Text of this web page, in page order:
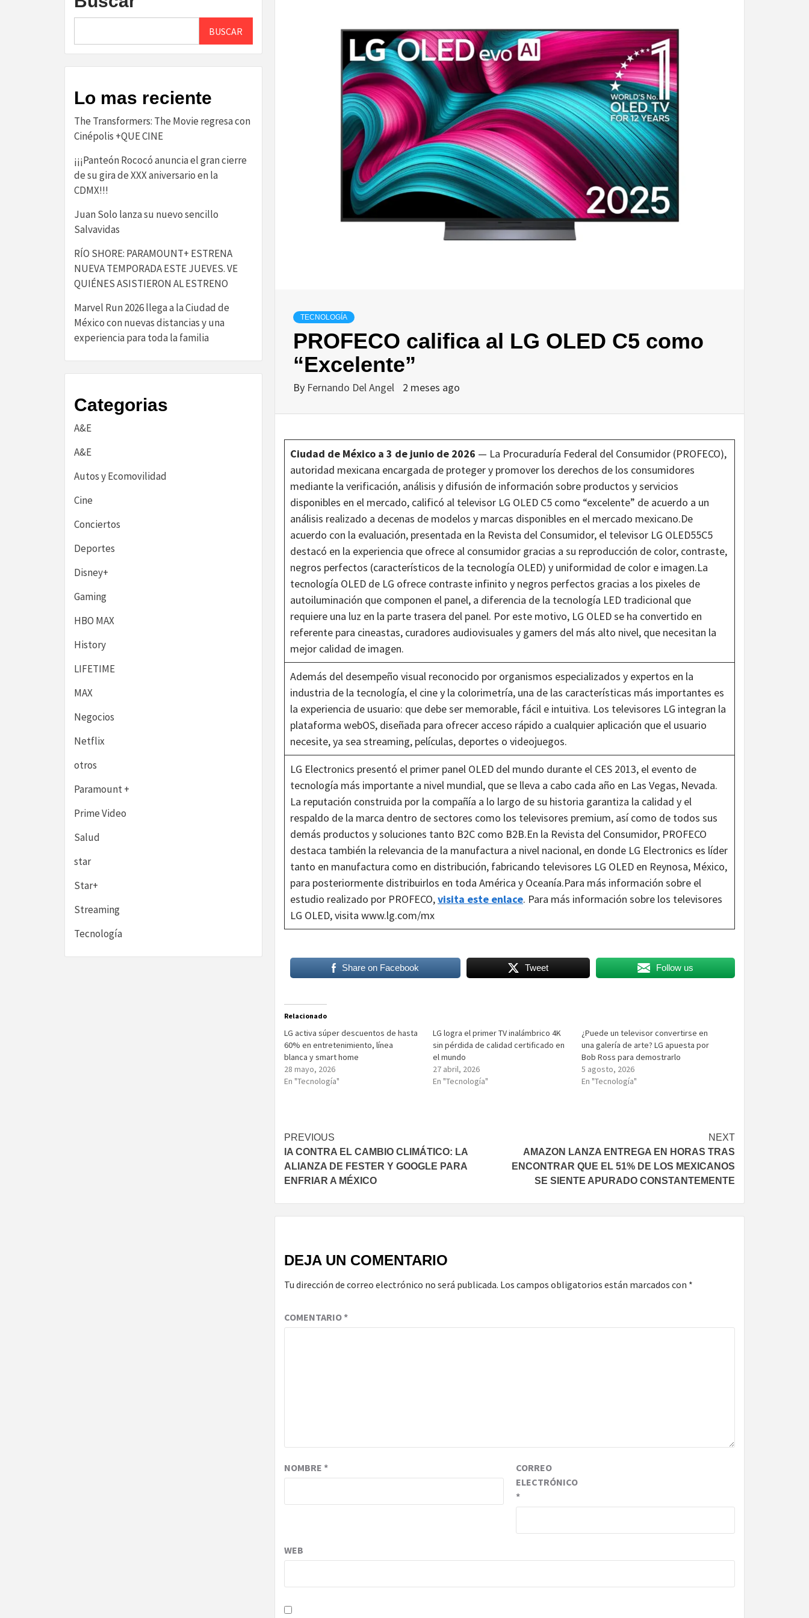
TECNOLOGÍA
PROFECO califica al LG OLED C5 como
“Excelente”
By Fernando Del Angel 2 meses ago
Ciudad de México a 3 de junio de 2026 — La Procuraduría Federal del Consumidor (PROFECO),
autoridad mexicana encargada de proteger y promover los derechos de los consumidores
mediante la verificación, análisis y difusión de información sobre productos y servicios
disponibles en el mercado, calificó al televisor LG OLED C5 como “excelente” de acuerdo a un
análisis realizado a decenas de modelos y marcas disponibles en el mercado mexicano.De
acuerdo con la evaluación, presentada en la Revista del Consumidor, el televisor LG OLED55C5
destacó en la experiencia que ofrece al consumidor gracias a su reproducción de color, contraste,
negros perfectos (característicos de la tecnología OLED) y uniformidad de color e imagen.La
tecnología OLED de LG ofrece contraste infinito y negros perfectos gracias a los pixeles de
autoiluminación que componen el panel, a diferencia de la tecnología LED tradicional que
requiere una luz en la parte trasera del panel. Por este motivo, LG OLED se ha convertido en
referente para cineastas, curadores audiovisuales y gamers del más alto nivel, que necesitan la
mejor calidad de imagen.
Además del desempeño visual reconocido por organismos especializados y expertos en la
industria de la tecnología, el cine y la colorimetría, una de las características más importantes es
la experiencia de usuario: que debe ser memorable, fácil e intuitiva. Los televisores LG integran la
plataforma webOS, diseñada para ofrecer acceso rápido a cualquier aplicación que el usuario
necesite, ya sea streaming, películas, deportes o videojuegos.
LG Electronics presentó el primer panel OLED del mundo durante el CES 2013, el evento de
tecnología más importante a nivel mundial, que se lleva a cabo cada año en Las Vegas, Nevada.
La reputación construida por la compañía a lo largo de su historia garantiza la calidad y el
respaldo de la marca dentro de sectores como los televisores premium, así como de todos sus
demás productos y soluciones tanto B2C como B2B.En la Revista del Consumidor, PROFECO
destaca también la relevancia de la manufactura a nivel nacional, en donde LG Electronics es líder
tanto en manufactura como en distribución, fabricando televisores LG OLED en Reynosa, México,
para posteriormente distribuirlos en toda América y Oceanía.Para más información sobre el
estudio realizado por PROFECO,visita este enlace. Para más información sobre los televisores
LG OLED, visita www.lg.com/mx
Share on Facebook Tweet Follow us
Relacionado
LG activa súper descuentos de hasta
60% en entretenimiento, línea
blanca y smart home
28 mayo, 2026
En "Tecnología"
LG logra el primer TV inalámbrico 4K
sin pérdida de calidad certificado en
el mundo
27 abril, 2026
En "Tecnología"
¿Puede un televisor convertirse en
una galería de arte? LG apuesta por
Bob Ross para demostrarlo
5 agosto, 2026
En "Tecnología"
Post
navigation
PREVIOUS
IA CONTRA EL CAMBIO CLIMÁTICO: LA
ALIANZA DE FESTER Y GOOGLE PARA
ENFRIAR A MÉXICO
NEXT
AMAZON LANZA ENTREGA EN HORAS TRAS
ENCONTRAR QUE EL 51% DE LOS MEXICANOS
SE SIENTE APURADO CONSTANTEMENTE
DEJA UN COMENTARIO
Tu dirección de correo electrónico no será publicada. Los campos obligatorios están marcados con *
COMENTARIO*
NOMBRE *
CORREO
ELECTRÓNICO
*
WEB
BUSCAR
Lo mas reciente
The Transformers: The Movie regresa con
Cinépolis +QUE CINE
¡¡¡Panteón Rococó anuncia el gran cierre
de su gira de XXX aniversario en la
CDMX!!!
Juan Solo lanza su nuevo sencillo
Salvavidas
RÍO SHORE: PARAMOUNT+ ESTRENA
NUEVA TEMPORADA ESTE JUEVES. VE
QUIÉNES ASISTIERON AL ESTRENO
Marvel Run 2026 llega a la Ciudad de
México con nuevas distancias y una
experiencia para toda la familia
Categorias
A&E
A&E
Autos y Ecomovilidad
Cine
Conciertos
Deportes
Disney+
Gaming
HBO MAX
History
LIFETIME
MAX
Negocios
Netflix
otros
Paramount +
Prime Video
Salud
star
Star+
Streaming
Tecnología